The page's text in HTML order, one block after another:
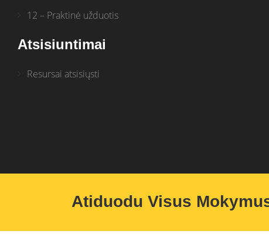
12 – Praktinė užduotis
Atsisiuntimai
Resursai atsisiųsti
Atiduodu Visus